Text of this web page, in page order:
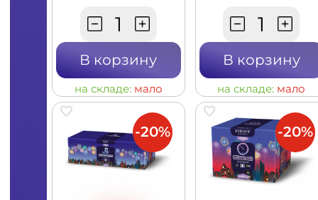
В корзину
на складе: мало
В корзину
на складе: мало
-20% -20%